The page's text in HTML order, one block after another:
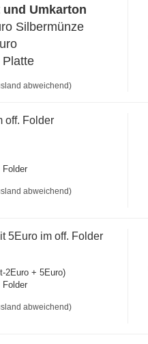
Umkarton
Silbermünze
Platte
abweichend)
off. Folder
abweichend)
5Euro im off. Folder
2Euro + 5Euro)
abweichend)